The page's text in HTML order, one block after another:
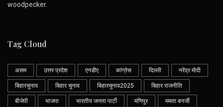
woodpecker.
Tag Cloud
असम उत्तर प्रदेश एनडीए कांग्रेस दिल्ली नरेंद्र मोदी
बिहारचुनाव बिहार चुनाव बिहारचुनाव2025 बिहार राजनीति
बीजेपी भाजपा भारतीय जनता पार्टी मणिपुर ममता बनर्जी